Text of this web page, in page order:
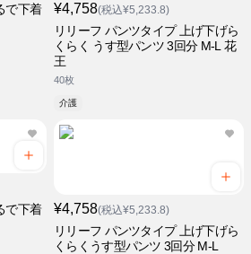
で下着
¥4,758(税込¥5,233.8)
リリーフ パンツタイプ 上げ下げら
くらく うす型パンツ 3回分 M-L 花
王
40枚
介護
で下着
¥4,758(税込¥5,233.8)
リリーフ パンツタイプ 上げ下げら
くらくうす型パンツ 3回分 M-L